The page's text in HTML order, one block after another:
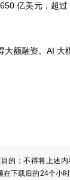
亿美元，超
额融资。AI 大
的；不得将上述
下载后的24个小